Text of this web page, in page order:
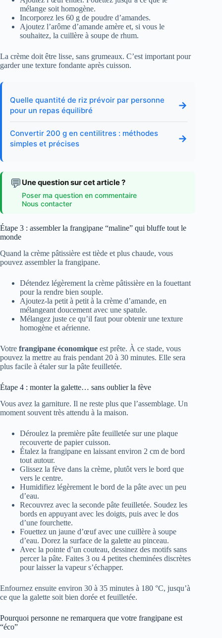
mélange soit homogène.
Incorporez les 60 g de poudre d’amandes.
Ajoutez l’arôme d’amande amère et, si vous le
souhaitez, la cuillère à soupe de rhum.
La crème doit être lisse, sans grumeaux. C’est important pour
garder une texture fondante après cuisson.
Quelle quantité de riz prévoir par personne
pour un repas équilibré
→
Convertir 200 g en centilitres : méthodes
simples et précises
→
💬 Une question sur cet article ?
Poser ma question en commentaire
Nous contacter
Étape 3 : assembler la frangipane “maline” qui bluffe tout le
monde
Quand la crème pâtissière est tiède et plus chaude, vous
pouvez assembler la frangipane.
Détendez légèrement la crème pâtissière en la fouettant
pour la rendre bien souple.
Ajoutez-la petit à petit à la crème d’amande, en
mélangeant doucement avec une spatule.
Mélangez juste ce qu’il faut pour obtenir une texture
homogène et aérienne.
Votre frangipane économique est prête. À ce stade, vous
pouvez la mettre au frais pendant 20 à 30 minutes. Elle sera
plus facile à étaler sur la pâte feuilletée.
Étape 4 : monter la galette… sans oublier la fève
Vous avez la garniture. Il ne reste plus que l’assemblage. Un
moment souvent très attendu à la maison.
Déroulez la première pâte feuilletée sur une plaque
recouverte de papier cuisson.
Étalez la frangipane en laissant environ 2 cm de bord
tout autour.
Glissez la fève dans la crème, plutôt vers le bord que
vers le centre.
Humidifiez légèrement le bord de la pâte avec un peu
d’eau.
Recouvrez avec la seconde pâte feuilletée. Soudez les
bords en appuyant avec les doigts, puis avec le dos
d’une fourchette.
Fouettez un jaune d’œuf avec une cuillère à soupe
d’eau. Dorez la surface de la galette au pinceau.
Avec la pointe d’un couteau, dessinez des motifs sans
percer la pâte. Faites 3 ou 4 petites cheminées discrètes
pour laisser la vapeur s’échapper.
Enfournez ensuite environ 30 à 35 minutes à 180 °C, jusqu’à
ce que la galette soit bien dorée et feuilletée.
Pourquoi personne ne remarquera que votre frangipane est
“éco”